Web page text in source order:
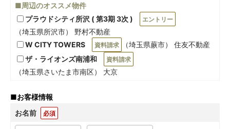
■周辺のオススメ物件
プラウドシティ所沢 ( 第3期 3次 )
エントリー
（埼玉県所沢市） 野村不動産
W CITY TOWERS
資料請求
（埼玉県蕨市） 住友不動産
ザ・ライオンズ南浦和
資料請求
（埼玉県さいたま市南区） 大京
■お客様情報
お名前
必須